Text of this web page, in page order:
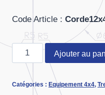
Code Article :
quantité
de
Corde
Treuil
Ajouter au
Catégories : Equipement 4x4,